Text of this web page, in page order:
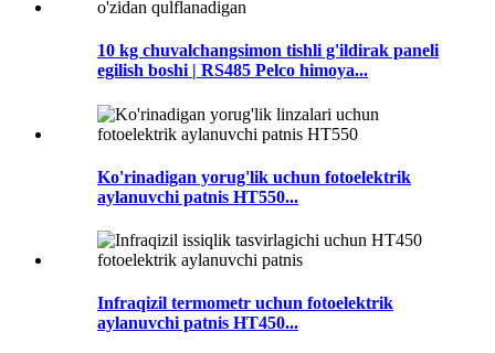
10 kg chuvalchangsimon tishli g'ildirak paneli
egilish boshi | RS485 Pelco himoya...
Ko'rinadigan yorug'lik uchun fotoelektrik
aylanuvchi patnis HT550...
Infraqizil termometr uchun fotoelektrik
aylanuvchi patnis HT450...